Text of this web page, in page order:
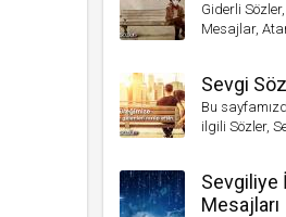
Giderli
Mesajlar,
Sevgi
Bu
ilgili Sözler,
Sevgiliye
Mesajları